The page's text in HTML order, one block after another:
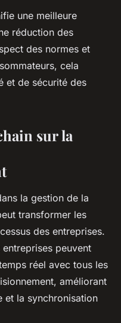
une meilleure
réduction des
des normes et
cela
et de sécurité des
sur la
la gestion de la
transformer les
des entreprises.
peuvent
réel avec tous les
améliorant
et la synchronisation